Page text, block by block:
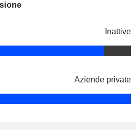
Inattive
Aziende private